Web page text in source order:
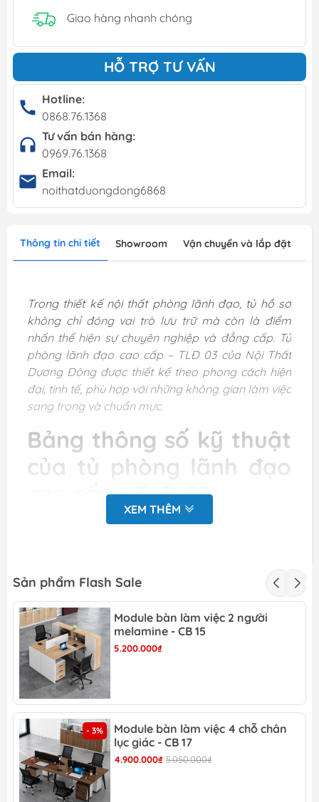
Giao hàng nhanh chóng
HỖ TRỢ TƯ VẤN
Hotline:
0868.76.1368
Tư vấn bán hàng:
0969.76.1368
Email:
noithatduongdong6868
Thông tin chi tiết Showroom Vận chuyển và lắp đặt
Trong thiết kế nội thất phòng lãnh đạo, tủ hồ sơ
không chỉ đóng vai trò lưu trữ mà còn là điểm
nhấn thể hiện sự chuyên nghiệp và đẳng cấp. Tủ
phòng lãnh đạo cao cấp – TLĐ 03 của Nội Thất
Dương Đông được thiết kế theo phong cách hiện
đại, tinh tế, phù hợp với những không gian làm việc
sang trọng và chuẩn mực.
Bảng thông số kỹ thuật
của tủ phòng lãnh đạo
cao cấp - TLĐ 03
Kích thước: Rộng
Chất
Liệu
Chất liệu gỗ công nghiệp MFC bề
mặt phủ melamine
Màu
sản
phẩm
Màu vân gỗ/ Màu tùy chọn
Bảo
hành
12 tháng
Ưu đãi
Miễn phí khảo sát, đo vẽ hiện trạng
tại văn phòng
Miễn phí dựng mô hình 3D (mặt bằng
và chi tiết sản phẩm)
Vui lòng gọi điện hoặc nhắn tin zalo
XEM THÊM
Sản phẩm Flash Sale
Module bàn làm việc 2 người
melamine - CB 15
5.200.000₫
- 3%
Module bàn làm việc 4 chỗ chân
lục giác - CB 17
4.900.000₫ 5.050.000₫